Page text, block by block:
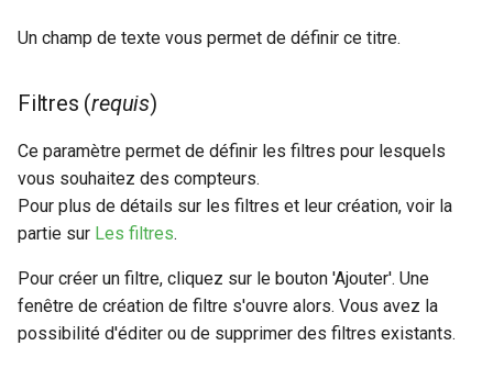
Un champ de texte vous permet de définir ce titre.
Filtres (requis)
Ce paramètre permet de définir les filtres pour lesquels
vous souhaitez des compteurs.
Pour plus de détails sur les filtres et leur création, voir la
partie sur Les filtres.
Pour créer un filtre, cliquez sur le bouton 'Ajouter'. Une
fenêtre de création de filtre s'ouvre alors. Vous avez la
possibilité d'éditer ou de supprimer des filtres existants.